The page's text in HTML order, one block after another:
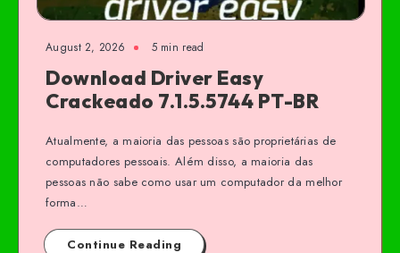
August 2, 2026 5 min read
Download Driver Easy
Crackeado 7.1.5.5744 PT-BR
Atualmente, a maioria das pessoas são proprietárias de
computadores pessoais. Além disso, a maioria das
pessoas não sabe como usar um computador da melhor
forma…
Continue Reading